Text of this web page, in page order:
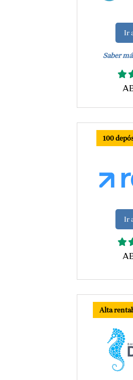
Ir
Saber
100
Ir
Alta